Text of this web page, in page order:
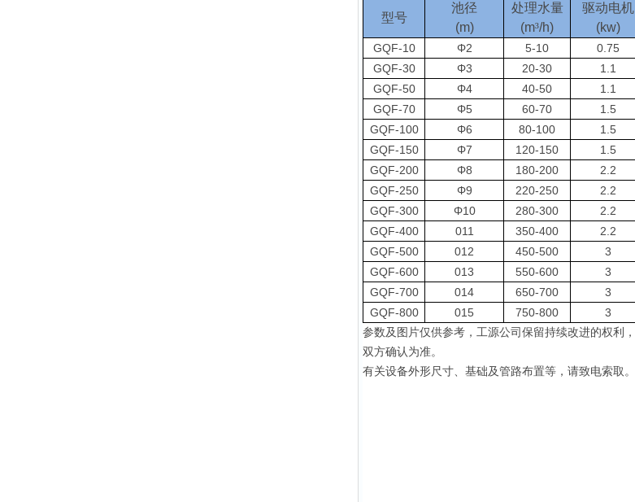
型号
池径
(m)
处理水量
(m³/h)
驱动电机
(kw)
GQF-10 Φ2 5-10 0.75
GQF-30
Φ3 20-30 1.1
GQF-50
Φ4 40-50 1.1
GQF-70
Φ5 60-70 1.5
GQF-100
Φ6 80-100 1.5
GQF-150
Φ7 120-150 1.5
GQF-200
Φ8 180-200 2.2
GQF-250
Φ9 220-250 2.2
GQF-300
Φ10 280-300 2.2
GQF-400
011 350-400 2.2
GQF-500
012 450-500 3
GQF-600
013 550-600 3
GQF-700
014 650-700 3
GQF-800
015 750-800 3
参数及图片仅供参考 ， 工源公司保留持续改进的权利 ，
双方确认为准。
有关设备外形尺寸、基础及管路布置等，请致电索取。